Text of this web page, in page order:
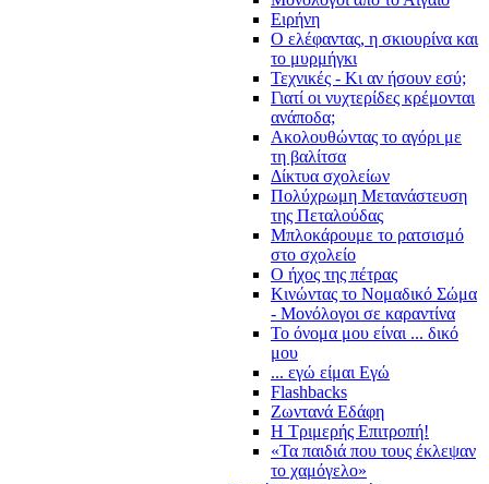
Ειρήνη
Ο ελέφαντας, η σκιουρίνα και
το μυρμήγκι
Τεχνικές - Κι αν ήσουν εσύ;
Γιατί οι νυχτερίδες κρέμονται
ανάποδα;
Ακολουθώντας το αγόρι με
τη βαλίτσα
Δίκτυα σχολείων
Πολύχρωμη Μετανάστευση
της Πεταλούδας
Μπλοκάρουμε το ρατσισμό
στο σχολείο
Ο ήχος της πέτρας
Κινώντας το Νομαδικό Σώμα
- Μονόλογοι σε καραντίνα
Το όνομα μου είναι ... δικό
μου
... εγώ είμαι Εγώ
Flashbacks
Ζωντανά Εδάφη
Η Τριμερής Επιτροπή!
«Τα παιδιά που τους έκλεψαν
το χαμόγελο»